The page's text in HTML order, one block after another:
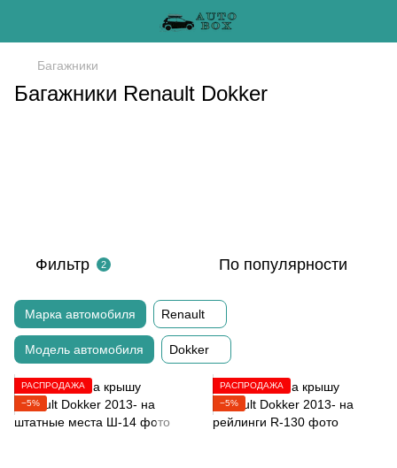
Багажники
Багажники Renault Dokker
Фильтр 2 По популярности
Марка автомобиля Renault
Модель автомобиля Dokker
РАСПРОДАЖА
−5%
РАСПРОДАЖА
−5%